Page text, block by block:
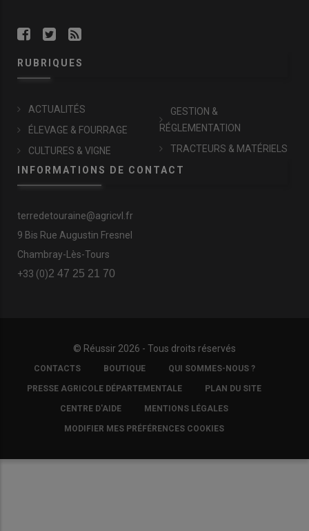
RUBRIQUES
ACTUALITÉS
ÉLEVAGE & FOURRAGE
CULTURES & VIGNE
GESTION &
RÉGLEMENTATION
TRACTEURS & MATÉRIELS
INFORMATIONS DE CONTACT
terredetouraine@agricvl.fr
9 Bis Rue Augustin Fresnel
Chambray-Lès-Tours
+33 (0)2 47 25 21 70
© Réussir 2026 - Tous droits réservés
FOOTER
COPYRIGHT
CONTACTS BOUTIQUE QUI SOMMES-NOUS ?
PRESSE AGRICOLE DÉPARTEMENTALE PLAN DU SITE
CENTRE D'AIDE MENTIONS LÉGALES
MODIFIER MES PRÉFÉRENCES COOKIES